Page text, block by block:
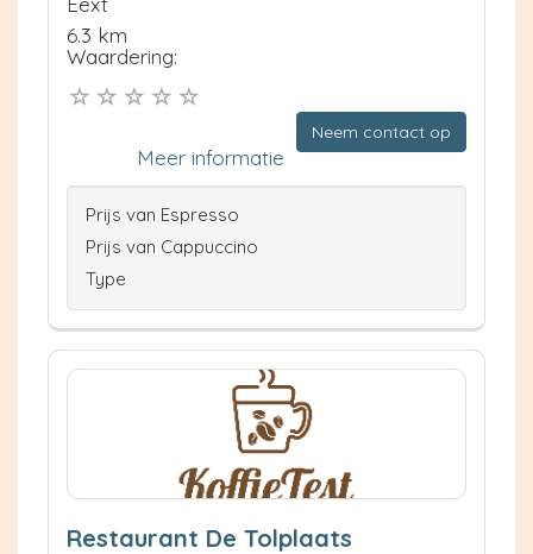
6.3 km
Waardering:
Neem contact op
Meer informatie
Prijs van Espresso
Prijs van Cappuccino
Type
Restaurant De Tolplaats